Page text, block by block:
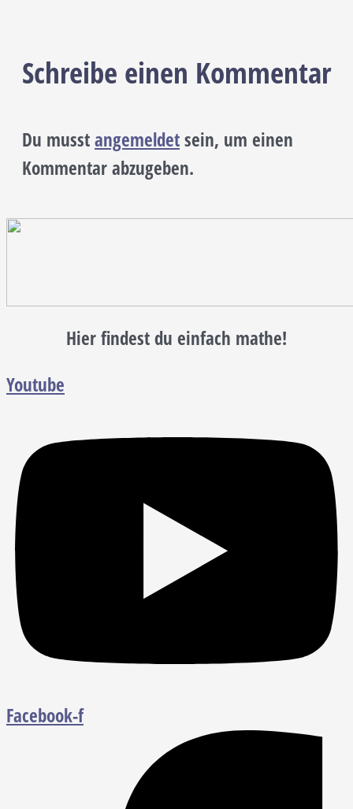
Schreibe einen Kommentar
Du musstangemeldetsein, um einen
Kommentar abzugeben.
Hier findest du einfach mathe!
Youtube
Facebook-f